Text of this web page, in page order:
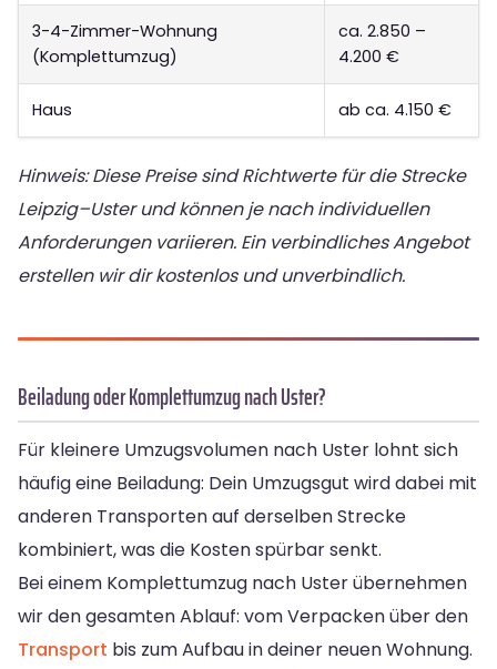
3-4-Zimmer-Wohnung
(Komplettumzug)
ca. 2.850 –
4.200 €
Haus ab ca. 4.150 €
Hinweis: Diese Preise sind Richtwerte für die Strecke
Leipzig–Uster und können je nach individuellen
Anforderungen variieren. Ein verbindliches Angebot
erstellen wir dir kostenlos und unverbindlich.
Beiladung oder Komplettumzug nach Uster?
Für kleinere Umzugsvolumen nach Uster lohnt sich
häufig eine Beiladung: Dein Umzugsgut wird dabei mit
anderen Transporten auf derselben Strecke
kombiniert, was die Kosten spürbar senkt.
Bei einem Komplettumzug nach Uster übernehmen
wir den gesamten Ablauf: vom Verpacken über den
Transport bis zum Aufbau in deiner neuen Wohnung.